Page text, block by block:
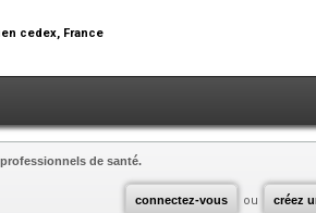
cedex, France
connectez-vous ou créez
de santé.